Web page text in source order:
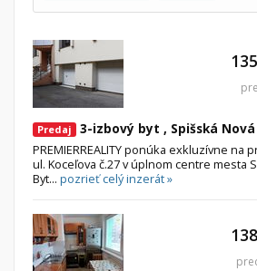
Predaj 3-izbový byt , Spišská Nová
PREMIERREALITY ponúka exkluzívne na
ul. Koceľova č.27 v úplnom centre mesta
Byt... pozrieť celý inzerát »